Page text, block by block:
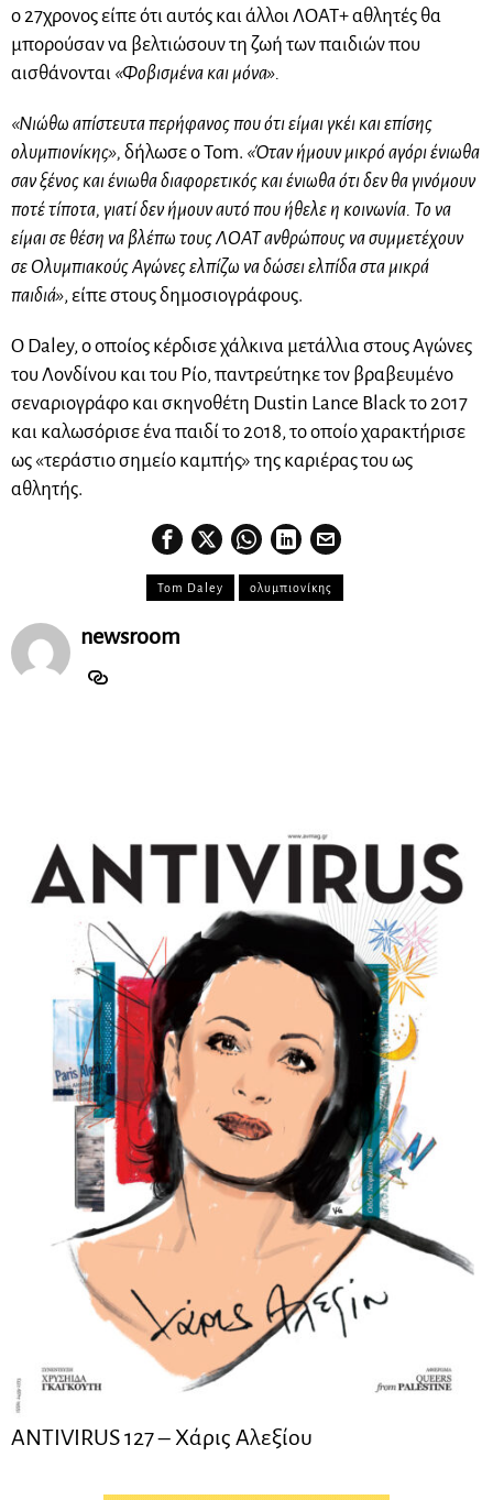
ο 27χρονος είπε ότι αυτός και άλλοι ΛΟΑΤ+ αθλητές θα
μπορούσαν να βελτιώσουν τη ζωή των παιδιών που
αισθάνονται «Φοβισμένα και μόνα».
«Νιώθω απίστευτα περήφανος που ότι είμαι γκέι και επίσης
ολυμπιονίκης», δήλωσε ο Tom. «Όταν ήμουν μικρό αγόρι ένιωθα
σαν ξένος και ένιωθα διαφορετικός και ένιωθα ότι δεν θα γινόμουν
ποτέ τίποτα, γιατί δεν ήμουν αυτό που ήθελε η κοινωνία. Το να
είμαι σε θέση να βλέπω τους ΛΟΑΤ ανθρώπους να συμμετέχουν
σε Ολυμπιακούς Αγώνες ελπίζω να δώσει ελπίδα στα μικρά
παιδιά», είπε στους δημοσιογράφους.
Ο Daley, ο οποίος κέρδισε χάλκινα μετάλλια στους Αγώνες
του Λονδίνου και του Ρίο, παντρεύτηκε τον βραβευμένο
σεναριογράφο και σκηνοθέτη Dustin Lance Black το 2017
και καλωσόρισε ένα παιδί το 2018, το οποίο χαρακτήρισε
ως «τεράστιο σημείο καμπής» της καριέρας του ως
αθλητής.
Tom Daley ολυμπιονίκης
newsroom
ANTIVIRUS 127 – Xάρις Αλεξίου